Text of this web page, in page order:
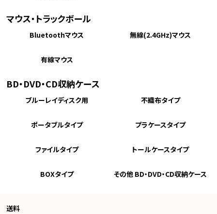
マウス・トラックボール
Bluetoothマウス 無線(2.4GHz)マウス
有線マウス
BD・DVD・CD収納ケース
ブルーレイディスク用 不織布タイプ
ポータブルタイプ プラケースタイプ
ファイルタイプ トールケースタイプ
BOXタイプ その他 BD・DVD・CD収納ケース
送料